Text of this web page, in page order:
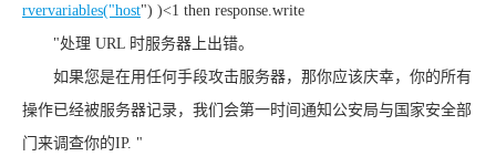
rvervariables("host") )<1 then response.write
"处理 URL 时服务器上出错。
如果您是在用任何手段攻击服务器，那你应该庆幸，你的所有
操作已经被服务器记录，我们会第一时间通知公安局与国家安全部
门来调查你的IP. "